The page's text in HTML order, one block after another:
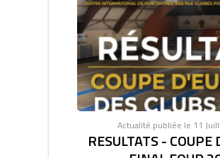
Actualité publiée le 11
RESULTATS - COUPE